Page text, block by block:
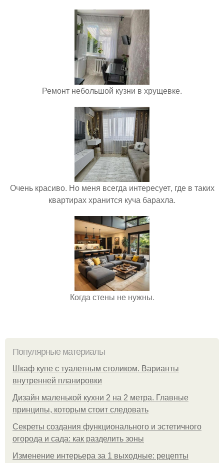
Ремонт небольшой кузни в хрущевке.
Очень красиво. Но меня всегда интересует, где в таких
квартирах хранится куча барахла.
Когда стены не нужны.
Популярные материалы
Шкаф купе с туалетным столиком. Варианты
внутренней планировки
Дизайн маленькой кухни 2 на 2 метра. Главные
принципы, которым стоит следовать
Секреты создания функционального и эстетичного
огорода и сада: как разделить зоны
Изменение интерьера за 1 выходные: рецепты